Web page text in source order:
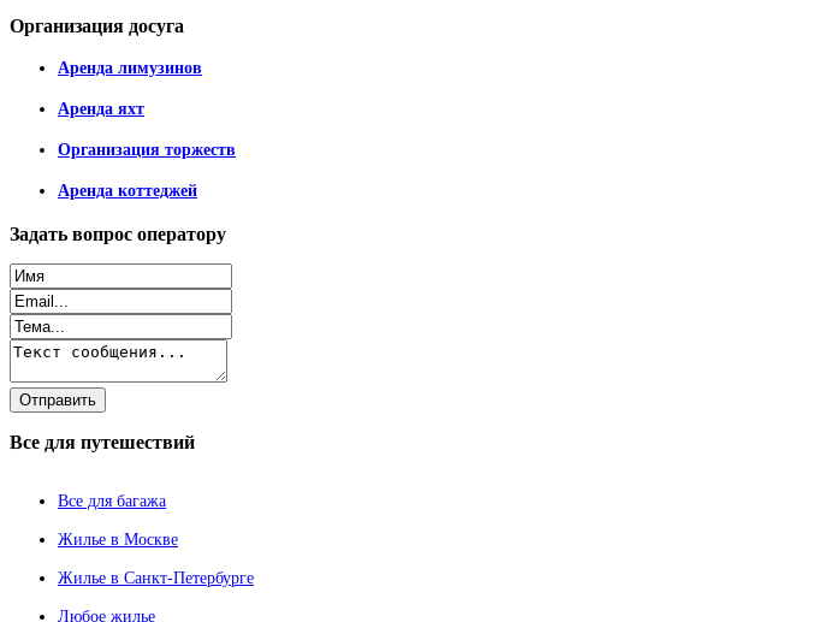
Организация досуга
Аренда лимузинов
Аренда яхт
Организация торжеств
Аренда коттеджей
Задать вопрос оператору
Все для путешествий
Все для багажа
Жилье в Москве
Жилье в Санкт-Петербурге
Любое жилье